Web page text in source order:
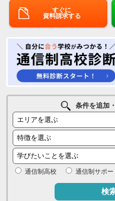
すぐに
資料請求する
条件を追加
通信制高校 通信制サポー
検